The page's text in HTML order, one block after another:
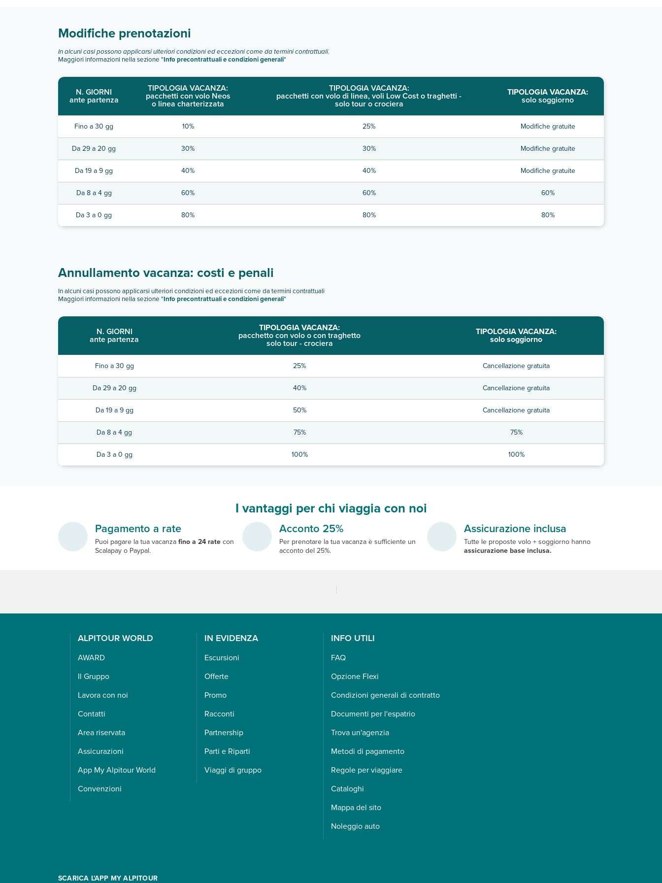
Modifiche prenotazioni
In alcuni casi possono applicarsi ulteriori condizioni ed eccezioni come da termini contrattuali.
Maggiori informazioni nella sezione "Info precontrattuali e condizioni generali"
N. GIORNI
ante partenza
TIPOLOGIA VACANZA:
pacchetti con volo Neos
o linea charterizzata
TIPOLOGIA VACANZA:
pacchetti con volo di linea, voli Low Cost o traghetti -
solo tour o crociera
TIPOLOGIA VACANZA:
solo soggiorno
Fino a 30 gg 10% 25% Modifiche gratuite
Da 29 a 20 gg 30% 30% Modifiche gratuite
Da 19 a 9 gg 40% 40% Modifiche gratuite
Da 8 a 4 gg 60% 60% 60%
Da 3 a 0 gg 80% 80% 80%
Annullamento vacanza: costi e penali
In alcuni casi possono applicarsi ulteriori condizioni ed eccezioni come da termini contrattuali
Maggiori informazioni nella sezione "Info precontrattuali e condizioni generali"
N. GIORNI
ante partenza
TIPOLOGIA VACANZA:
pacchetto con volo o con traghetto
solo tour - crociera
TIPOLOGIA VACANZA:
solo soggiorno
Fino a 30 gg 25% Cancellazione gratuita
Da 29 a 20 gg 40% Cancellazione gratuita
Da 19 a 9 gg 50% Cancellazione gratuita
Da 8 a 4 gg 75% 75%
Da 3 a 0 gg 100% 100%
I vantaggi per chi viaggia con noi
Pagamento a rate
Puoi pagare la tua vacanzafino a 24 ratecon
Scalapay o Paypal.
Acconto 25%
Per prenotare la tua vacanza è sufficiente un
acconto del 25%.
Assicurazione inclusa
Tutte le proposte volo + soggiorno hanno
assicurazione base inclusa.
ALPITOUR WORLD
AWARD
Il Gruppo
Lavora con noi
Contatti
Area riservata
Assicurazioni
App My Alpitour World
Convenzioni
IN EVIDENZA
Escursioni
Offerte
Promo
Racconti
Partnership
Parti e Riparti
Viaggi di gruppo
INFO UTILI
FAQ
Opzione Flexi
Condizioni generali di contratto
Documenti per l'espatrio
Trova un'agenzia
Metodi di pagamento
Regole per viaggiare
Cataloghi
Mappa del sito
Noleggio auto
SCARICA L'APP MY ALPITOUR